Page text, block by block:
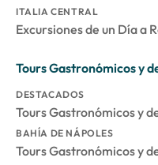
ITALIA CENTRAL
Excursiones de un Día a
Tours Gastronómicos y
DESTACADOS
Tours Gastronómicos y
BAHÍA DE NÁPOLES
Tours Gastronómicos y